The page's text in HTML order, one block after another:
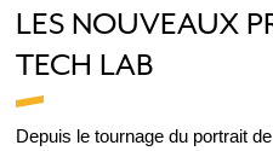
LES NOUVEAUX
TECH LAB
Depuis le tournage du portrait